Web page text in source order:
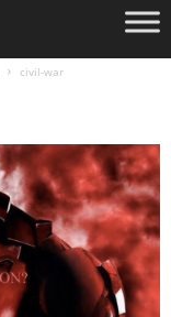
civil-war